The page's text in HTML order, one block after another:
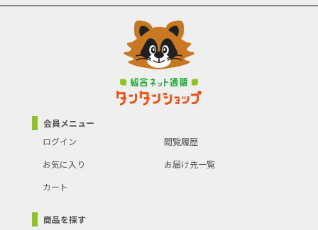
会員メニュー
ログイン
閲覧履歴
お気に入り
お届け先一覧
カート
商品を探す